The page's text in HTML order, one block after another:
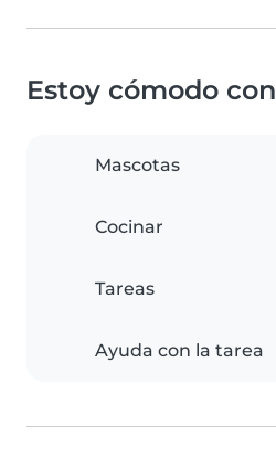
Estoy cómodo con
Mascotas
Cocinar
Tareas
Ayuda con la tarea